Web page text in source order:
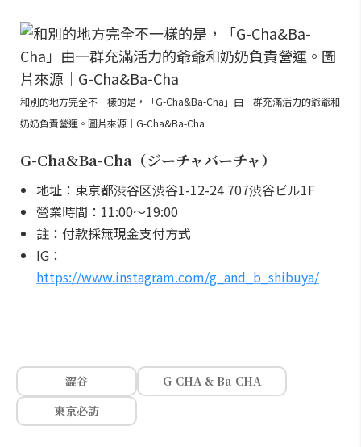
和別的地方完全不一樣的是，「G-Cha&Ba-Cha」由一群充滿活力的爺爺和
奶奶負責營運。圖片來源｜G-Cha&Ba-Cha
G-Cha&Ba-Cha（ジーチャバーチャ）
地址：東京都渋谷区渋谷1-12-24 707渋谷ビル1F
營業時間：11:00～19:00
註：付款採無現金支付方式
IG：
https://www.instagram.com/g_and_b_shibuya/
澀谷
G-CHA & Ba-CHA
東京必訪